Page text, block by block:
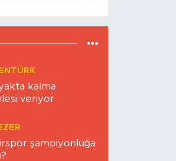
kalma
veriyor
şampiyonluğa